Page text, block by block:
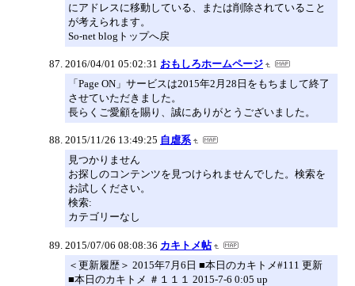
にアドレスに移動している、または削除されていること
が考えられます。
So-net blogトップへ戻
2016/04/01 05:02:31 おもしろホームページ
「Page ON」サービスは2015年2月28日をもちまして終了
させていただきました。
長らくご愛顧を賜り、誠にありがとうございました。
2015/11/26 13:49:25 自虐系
見つかりません
お探しのコンテンツを見つけられませんでした。検索を
お試しください。
検索:
カテゴリーなし
2015/07/06 08:08:36 カキトメ帖
＜更新履歴＞ 2015年7月6日 ■本日のカキトメ#111 更新
■本日のカキトメ ＃１１１ 2015-7-6 0:05 up